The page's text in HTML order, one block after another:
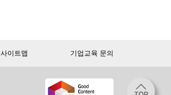
사이트맵 기업교육 문의